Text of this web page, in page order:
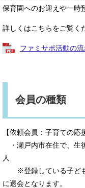
保育園へのお迎えや一時
詳しくはこちらをご覧く
ファミサポ活動の
会員の種類
【依頼会員：子育ての応
・瀬戸内市在住で、生
人
※登録している子ども
に退会となります。